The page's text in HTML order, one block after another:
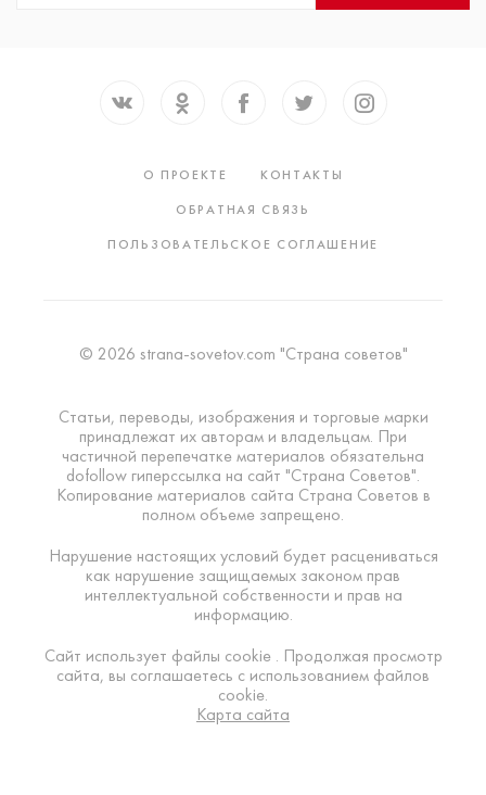
О ПРОЕКТЕ
КОНТАКТЫ
ОБРАТНАЯ СВЯЗЬ
ПОЛЬЗОВАТЕЛЬСКОЕ СОГЛАШЕНИЕ
© 2026 strana-sovetov.com "Страна советов"
Статьи, переводы, изображения и торговые марки
принадлежат их авторам и владельцам. При
частичной перепечатке материалов обязательна
dofollow гиперссылка на сайт "Страна Советов".
Копирование материалов сайта Страна Советов в
полном объеме запрещено.
Нарушение настоящих условий будет расцениваться
как нарушение защищаемых законом прав
интеллектуальной собственности и прав на
информацию.
Сайт использует файлы cookie . Продолжая просмотр
сайта, вы соглашаетесь с использованием файлов
cookie.
Карта сайта